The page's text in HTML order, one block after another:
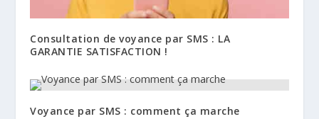
Consultation de voyance par SMS : LA
GARANTIE SATISFACTION !
Voyance par SMS : comment ça marche